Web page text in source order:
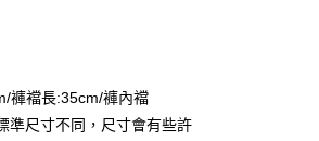
」的支付方式。 讓您購物簡單
儲值。
可結帳。
褲襠長:35cm/褲內襠
尺寸不同，尺寸會有些許